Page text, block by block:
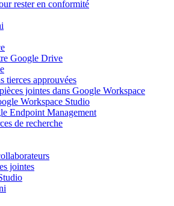
rester en conformité
Google Drive
tierces approuvées
jointes dans Google Workspace
Workspace Studio
Endpoint Management
de recherche
jointes